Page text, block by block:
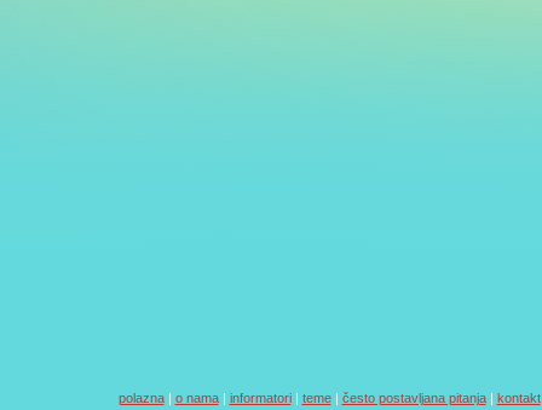
polazna| o nama| informatori| teme| često postavljana pitanja| kontakt